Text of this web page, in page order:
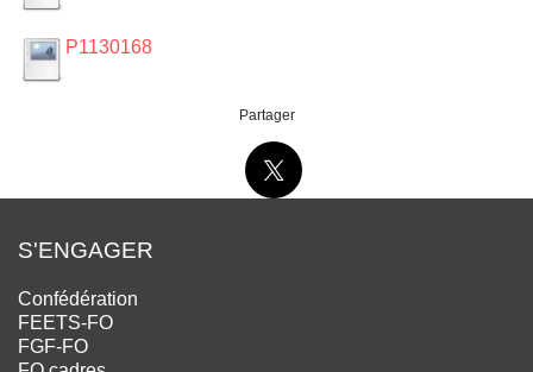
P1130168
Partager
S'ENGAGER
Confédération
FEETS-FO
FGF-FO